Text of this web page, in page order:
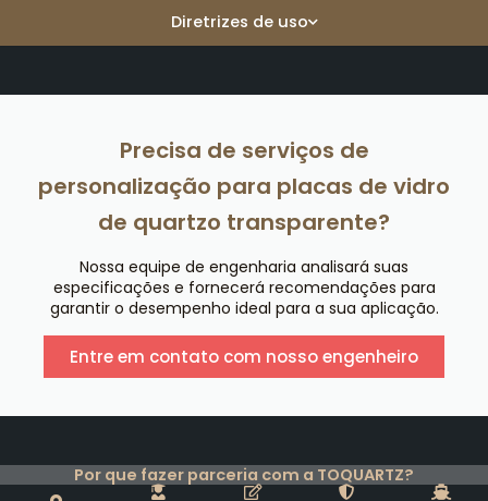
Diretrizes de uso
Precisa de serviços de
personalização para placas de vidro
de quartzo transparente?
Nossa equipe de engenharia analisará suas
especificações e fornecerá recomendações para
garantir o desempenho ideal para a sua aplicação.
Entre em contato com nosso engenheiro
Por que fazer parceria com a TOQUARTZ?